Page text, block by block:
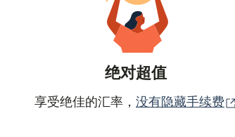
绝对超值
享受绝佳的汇率， 没有隐藏手续费